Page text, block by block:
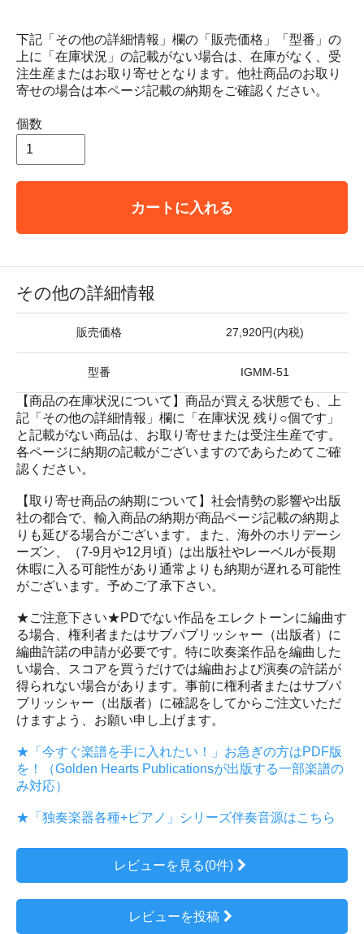
下記「その他の詳細情報」欄の「販売価格」「型番」の
上に「在庫状況」の記載がない場合は、在庫がなく、受
注生産またはお取り寄せとなります。他社商品のお取り
寄せの場合は本ページ記載の納期をご確認ください。
個数
カートに入れる
その他の詳細情報
販売価格 27,920円(内税)
型番 IGMM-51
【商品の在庫状況について】商品が買える状態でも、上
記「その他の詳細情報」欄に「在庫状況 残り○個です」
と記載がない商品は、お取り寄せまたは受注生産です。
各ページに納期の記載がございますのであらためてご確
認ください。
【取り寄せ商品の納期について】社会情勢の影響や出版
社の都合で、輸入商品の納期が商品ページ記載の納期よ
りも延びる場合がございます。また、海外のホリデーシ
ーズン、（7-9月や12月頃）は出版社やレーベルが長期
休暇に入る可能性があり通常よりも納期が遅れる可能性
がございます。予めご了承下さい。
★ご注意下さい★PDでない作品をエレクトーンに編曲す
る場合、権利者またはサブパブリッシャー（出版者）に
編曲許諾の申請が必要です。特に吹奏楽作品を編曲した
い場合、スコアを買うだけでは編曲および演奏の許諾が
得られない場合があります。事前に権利者またはサブパ
ブリッシャー（出版者）に確認をしてからご注文いただ
けますよう、お願い申し上げます。
★「今すぐ楽譜を手に入れたい！」お急ぎの方はPDF版
を！（Golden Hearts Publicationsが出版する一部楽譜の
み対応）
★「独奏楽器各種+ピアノ」シリーズ伴奏音源はこちら
レビューを見る(0件)
レビューを投稿